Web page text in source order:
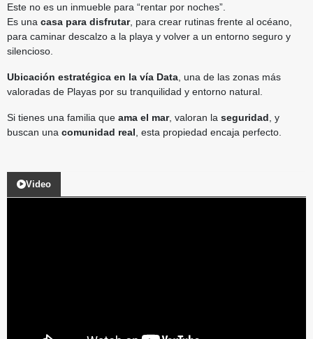
Este no es un inmueble para “rentar por noches”.
Es una casa para disfrutar, para crear rutinas frente al océano,
para caminar descalzo a la playa y volver a un entorno seguro y
silencioso.
Ubicación estratégica en la vía Data , una de las zonas más
valoradas de Playas por su tranquilidad y entorno natural.
Si tienes una familia que ama el mar, valoran la seguridad , y
buscan una comunidad real , esta propiedad encaja perfecto.
Video